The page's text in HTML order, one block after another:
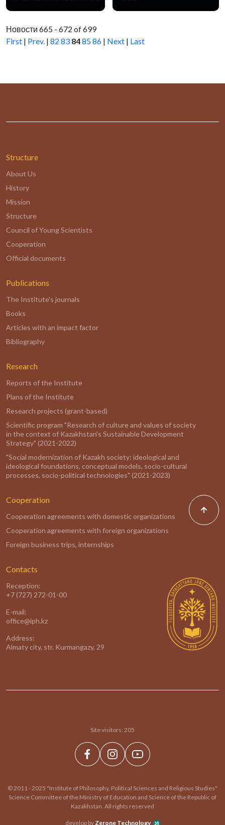
Новости 665 - 672 of 699
First | Prev. | 82 83 848586 | Next | Last
Structure
About Us
History
Mission
Structure
Council of Young Scientists
Cooperation
Official documents
Publications
The Institute's journals
Books
Articles with an impact factor
Bibliography
Research
Reports of the Institute
Plans of the Institute
Research projects (grant-based)
Scientific program "Research of culture and values of society
in the context of Kazakhstan's Sustainable Development
Strategy" (2021-2022)
"Social modernization of Kazakh society: ideological and
ideological foundations, conceptual models, socio-cultural
processes, socio-political technologies" (2021-2023)
Cooperation
Cooperation agreements with domestic organizations
Cooperation agreements with foreign organizations
Foreign business trips, internships
Contacts
Reception:
+7 (727) 272-01-00
E-mail:
office@iph.kz
Address:
Almaty city, str. Kurmangazy, 29
Site visitors: 205
© 2011 - 2025 "Institute of Philosophy, Political Sciences and Religious Studies"
Science Committee of the Ministry of Education and Science of the Republic of
Kazakhstan. All rights reserved
develop byZerone Technology